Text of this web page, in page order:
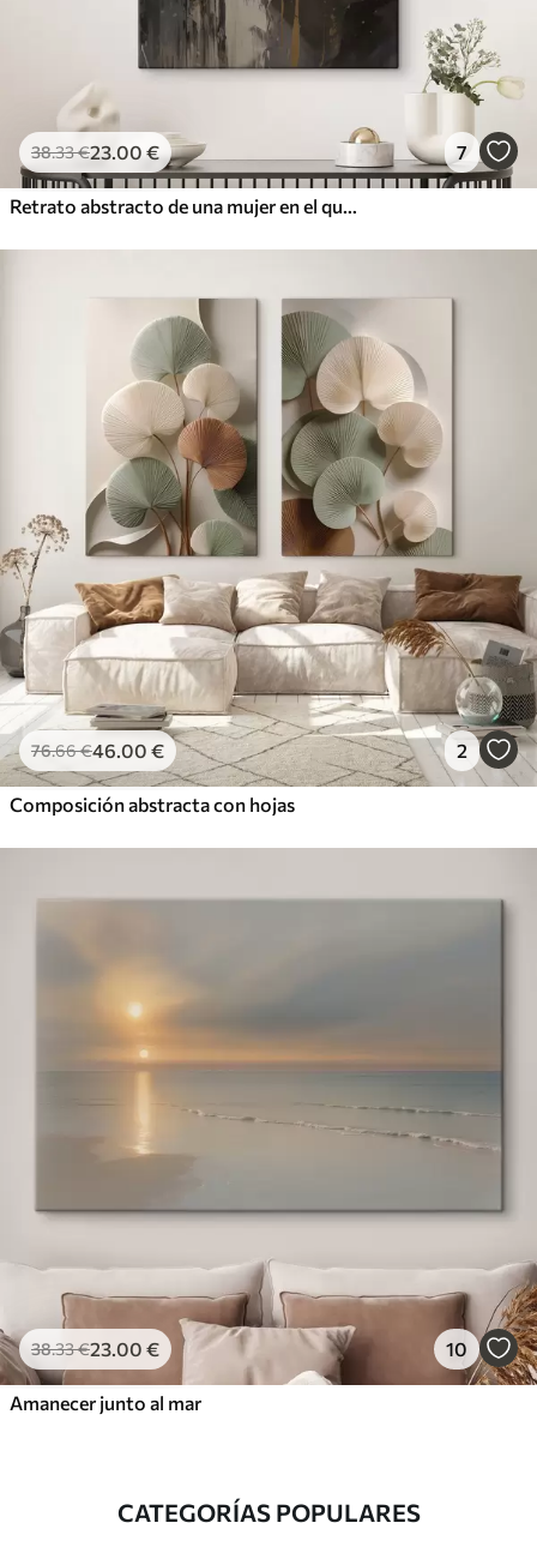
38.33€23.00 € 7
Retrato abstracto de una mujer en el que destacan los ojos y los labios cerrados, realizado en tonos blanco y negro con dinámicas pinceladas de colores cálidos
76.66€46.00 € 2
Composición abstracta con hojas
38.33€23.00 € 10
Amanecer junto al mar
CATEGORÍAS POPULARES